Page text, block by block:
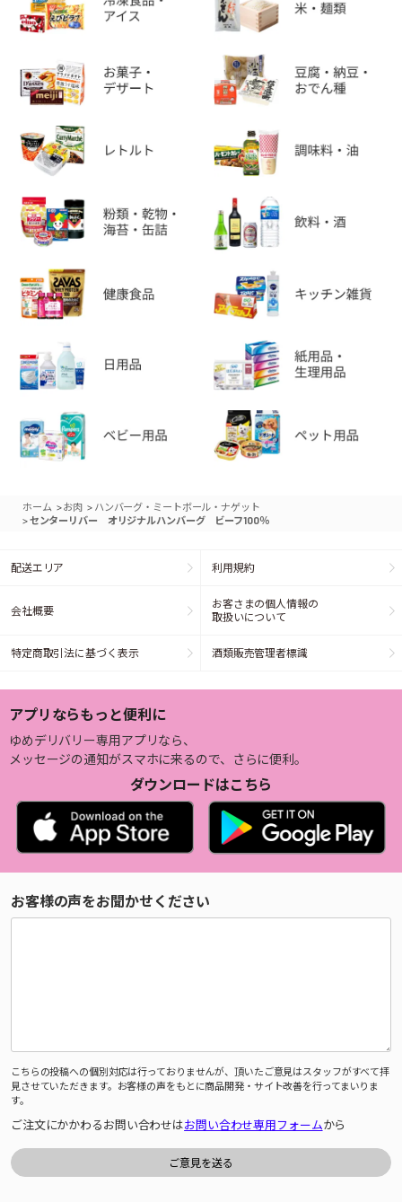
ホーム >お肉 > ハンバーグ・ミートボール・ナゲット
>センターリバー オリジナルハンバーグ ビーフ100％
配送エリア 利用規約
会社概要
お客さまの個人情報の
取扱いについて
特定商取引法に基づく表示 酒類販売管理者標識
アプリならもっと便利に
ゆめデリバリー専用アプリなら、
メッセージの通知がスマホに来るので、さらに便利。
ダウンロードはこちら
お客様の声をお聞かせください
こちらの投稿への個別対応は行っておりませんが、頂いたご意見はスタッフがすべて拝
見させていただきます。お客様の声をもとに商品開発・サイト改善を行ってまいりま
す。
ご注文にかかわるお問い合わせはお問い合わせ専用フォームから